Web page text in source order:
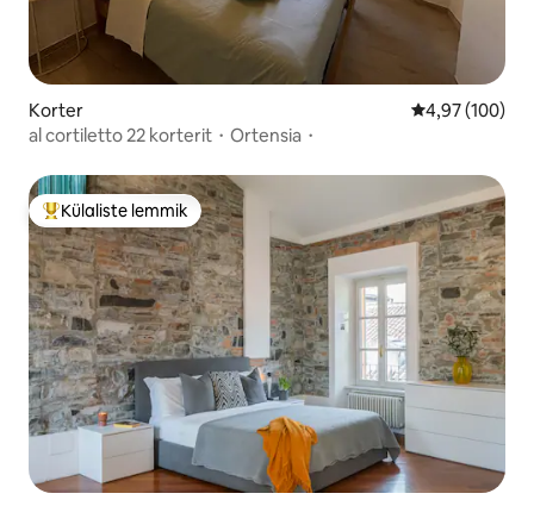
Korter Keskmine
4,97 (100)
al cortiletto 22 korterit・Ortensia・
Külaliste suur lemmik
Külaliste lemmik